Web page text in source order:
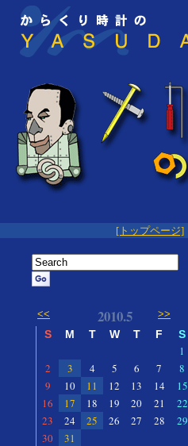
[トップページ]
<< 2010.5 >>
S M T W T F S
1
2
3 4 5 6 7
8
9
10 11 12 13 14
15
16
17 18 19 20 21
22
23
24 25 26 27 28
29
30
31